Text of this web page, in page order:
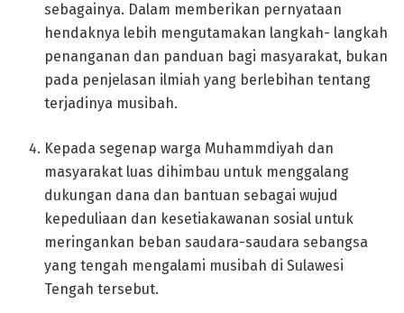
sebagainya. Dalam memberikan pernyataan
hendaknya lebih mengutamakan langkah- langkah
penanganan dan panduan bagi masyarakat, bukan
pada penjelasan ilmiah yang berlebihan tentang
terjadinya musibah.
Kepada segenap warga Muhammdiyah dan
masyarakat luas dihimbau untuk menggalang
dukungan dana dan bantuan sebagai wujud
kepeduliaan dan kesetiakawanan sosial untuk
meringankan beban saudara-saudara sebangsa
yang tengah mengalami musibah di Sulawesi
Tengah tersebut.